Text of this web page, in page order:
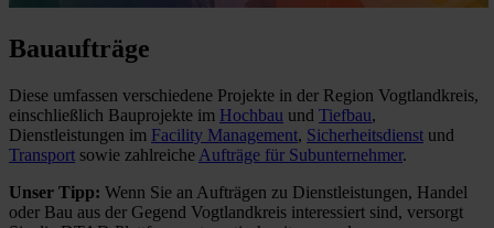
Bauaufträge
Diese umfassen verschiedene Projekte in der Region Vogtlandkreis,
einschließlich Bauprojekte im Hochbau und Tiefbau,
Dienstleistungen im Facility Management, Sicherheitsdienst und
Transport sowie zahlreiche Aufträge für Subunternehmer.
Unser Tipp: Wenn Sie an Aufträgen zu Dienstleistungen, Handel
oder Bau aus der Gegend Vogtlandkreis interessiert sind, versorgt